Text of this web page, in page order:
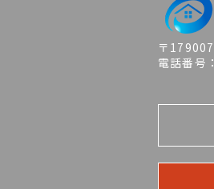
〒
電話番